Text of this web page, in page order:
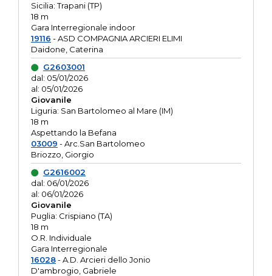
Sicilia: Trapani (TP)
18 m
Gara Interregionale indoor
19116 - ASD COMPAGNIA ARCIERI ELIMI
Daidone, Caterina
G2603001
dal: 05/01/2026
al: 05/01/2026
Giovanile
Liguria: San Bartolomeo al Mare (IM)
18 m
Aspettando la Befana
03009 - Arc.San Bartolomeo
Briozzo, Giorgio
G2616002
dal: 06/01/2026
al: 06/01/2026
Giovanile
Puglia: Crispiano (TA)
18 m
O.R. Individuale
Gara Interregionale
16028- A.D. Arcieri dello Jonio
D'ambrogio, Gabriele